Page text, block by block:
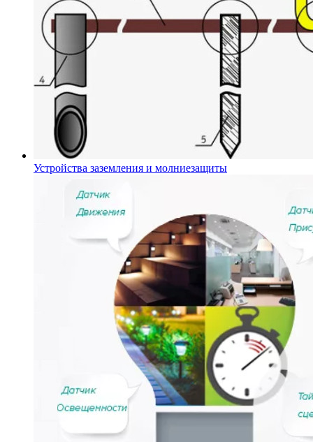
Устройства заземления и молниезащиты